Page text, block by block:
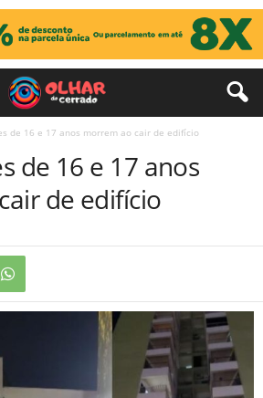
de 16 e 17 anos morrem ao cair de edifício
de 16 e 17 anos
de edifício